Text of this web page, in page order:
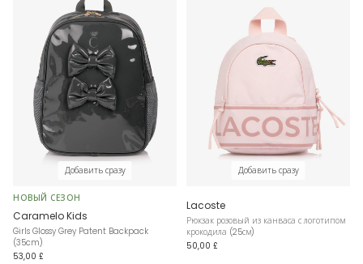
Добавить сразу
НОВЫЙ СЕЗОН
Caramelo Kids
Girls Glossy Grey Patent Backpack
(35cm)
53,00 £
Добавить сразу
Lacoste
Рюкзак розовый из канваса с логотипом
крокодила (25см)
50,00 £